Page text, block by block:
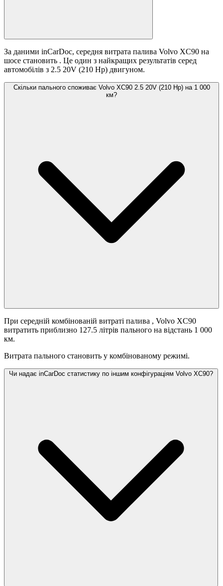
За даними inCarDoc, середня витрата палива Volvo XC90 на
шосе становить . Це один з найкращих результатів серед
автомобілів з 2.5 20V (210 Hp) двигуном.
Скільки пального споживає Volvo XC90 2.5 20V (210 Hp) на 1 000
км?
При середній комбінованій витраті палива , Volvo XC90
витратить приблизно 127.5 літрів пального на відстань 1 000
км.
Витрата пального становить у комбінованому режимі.
Чи надає inCarDoc статистику по іншим конфігураціям Volvo XC90?